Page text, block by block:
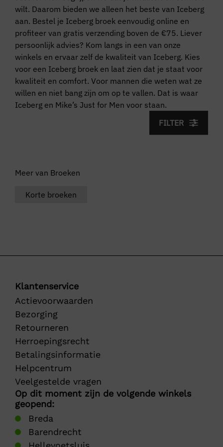
FILTER
wilt. Daarom bieden we alleen het beste van Iceberg
aan. Bestel je Iceberg broek eenvoudig online en
profiteer van gratis verzending boven de €75. Liever
persoonlijk advies? Kom langs in een van onze
winkels en ervaar zelf de kwaliteit van Iceberg. Kies
voor een Iceberg broek en laat zien dat je staat voor
kwaliteit en comfort. Voor mannen die weten wat ze
willen en niet bang zijn om op te vallen. Dat is waar
Iceberg en Mike’s Just for Men voor staan.
Meer van Broeken
Korte broeken
Klantenservice
Actievoorwaarden
Bezorging
Retourneren
Herroepingsrecht
Betalingsinformatie
Helpcentrum
Veelgestelde vragen
Op dit moment zijn de volgende winkels
geopend:
Breda
Barendrecht